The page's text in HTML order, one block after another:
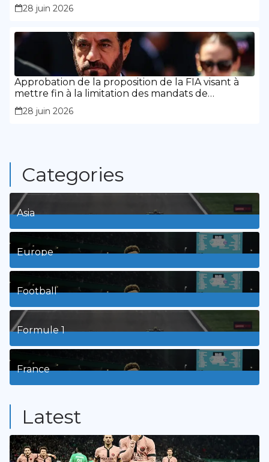
28 juin 2026
Approbation de la proposition de la FIA visant à
mettre fin à la limitation des mandats de
présidence
28 juin 2026
Categories
Asia
1Posts
Europe
3Posts
Football
8Posts
Formule 1
3Posts
France
Latest